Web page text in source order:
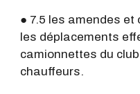
● 7.5 les amendes
les déplacements
camionnettes du
chauffeurs.